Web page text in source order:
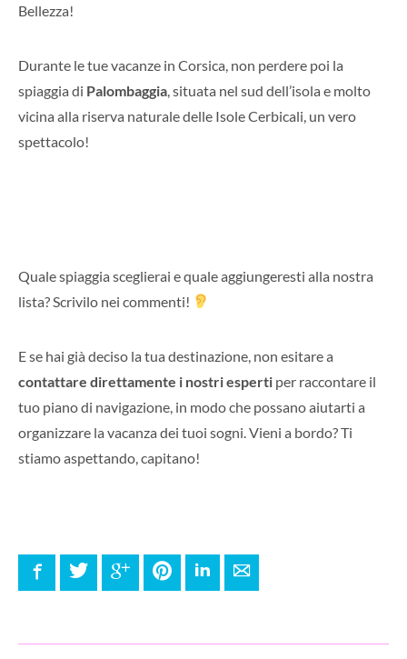
Bellezza!
Durante le tue vacanze in Corsica, non perdere poi la
spiaggia di Palombaggia , situata nel sud dell’isola e molto
vicina alla riserva naturale delle Isole Cerbicali, un vero
spettacolo!
Quale spiaggia sceglierai e quale aggiungeresti alla nostra
lista? Scrivilo nei commenti!
E se hai già deciso la tua destinazione, non esitare a
contattare direttamente i nostri esperti per raccontare il
tuo piano di navigazione, in modo che possano aiutarti a
organizzare la vacanza dei tuoi sogni. Vieni a bordo? Ti
stiamo aspettando, capitano!
FacebookTwitter Google+ PinterestLinkedInE-mail